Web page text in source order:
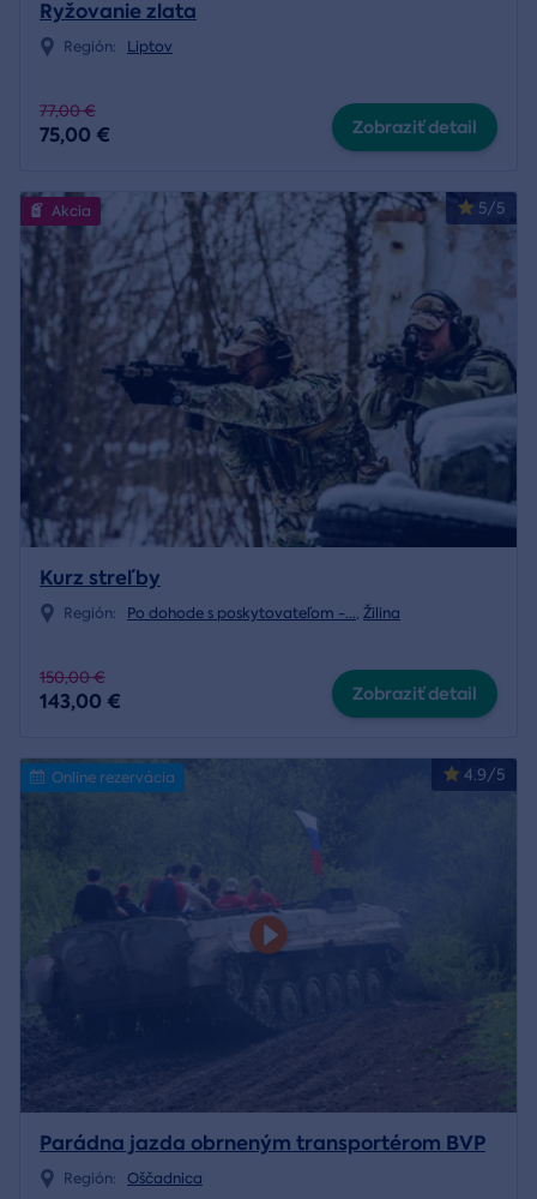
Ryžovanie zlata
Región: Liptov
77,00 €
75,00 € Zobraziť detail
5/5
Akcia
Kurz streľby
Región: Po dohode s poskytovateľom -..., Žilina
150,00 €
143,00 € Zobraziť detail
4.9/5
Online rezervácia
Parádna jazda obrneným transportérom BVP
Región: Oščadnica